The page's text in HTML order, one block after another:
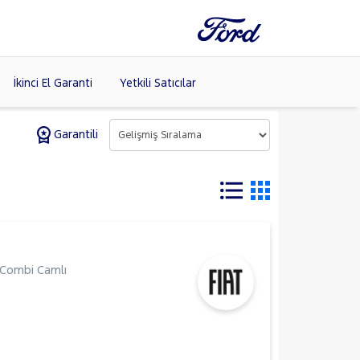
İkinci El Garanti Yetkili Satıcılar
Garantili
Combi Camlı